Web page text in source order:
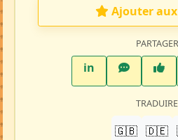
Ajouter
PARTAGER
inLinkedInWhatsApp
TRADUIRE
🇬🇧 🇩🇪